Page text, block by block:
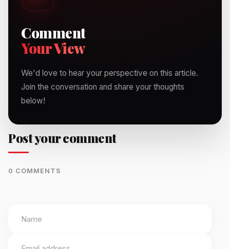
Comment
Your View
We'd love to hear your perspective on this article.
Join the conversation and share your thoughts
below!
Post your comment
0 COMMENTS